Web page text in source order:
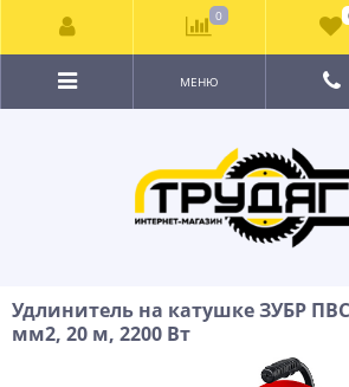
МЕНЮ
Удлинитель на катушке ЗУБР
мм2, 20 м, 2200 Вт
0